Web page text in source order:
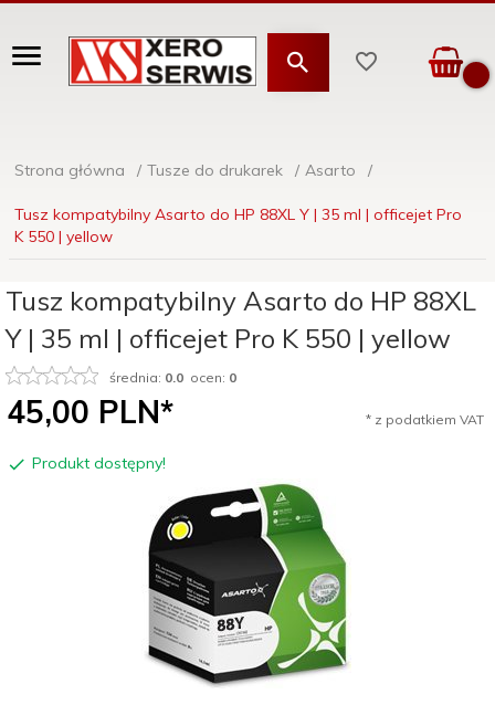
Strona główna Tusze do drukarek Asarto
Tusz kompatybilny Asarto do HP 88XL Y | 35 ml | officejet Pro
K 550 | yellow
Tusz kompatybilny Asarto do HP 88XL
Y | 35 ml | officejet Pro K 550 | yellow
średnia: 0.0 ocen: 0
45,00 PLN* * z podatkiem VAT
Produkt dostępny!